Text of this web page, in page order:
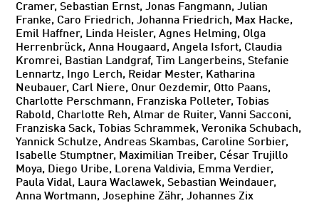
Cramer, Sebastian Ernst, Jonas Fangmann, Julian
Franke, Caro Friedrich, Johanna Friedrich, Max Hacke,
Emil Haffner, Linda Heisler, Agnes Helming, Olga
Herrenbrück, Anna Hougaard, Angela Isfort, Claudia
Kromrei, Bastian Landgraf, Tim Langerbeins, Stefanie
Lennartz, Ingo Lerch, Reidar Mester, Katharina
Neubauer, Carl Niere, Onur Oezdemir, Otto Paans,
Charlotte Perschmann, Franziska Polleter, Tobias
Rabold, Charlotte Reh, Almar de Ruiter, Vanni Sacconi,
Franziska Sack, Tobias Schrammek, Veronika Schubach,
Yannick Schulze, Andreas Skambas, Caroline Sorbier,
Isabelle Stumptner, Maximilian Treiber, César Trujillo
Moya, Diego Uribe, Lorena Valdivia, Emma Verdier,
Paula Vidal, Laura Waclawek, Sebastian Weindauer,
Anna Wortmann, Josephine Zähr, Johannes Zix